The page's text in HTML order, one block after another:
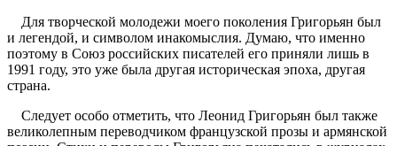
Для творческой молодежи моего поколения Григорьян был
и легендой, и символом инакомыслия. Думаю, что именно
поэтому в Союз российских писателей его приняли лишь в
1991 году, это уже была другая историческая эпоха, другая
страна.
Следует особо отметить, что Леонид Григорьян был также
великолепным переводчиком французской прозы и армянской